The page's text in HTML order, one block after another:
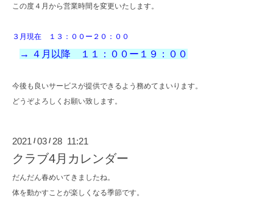
この度４月から営業時間を変更いたします。
３月現在 １３：００ー２０：００
→ ４月以降 １１：００ー１９：００
今後も良いサービスが提供できるよう務めてまいります。
どうぞよろしくお願い致します。
2021 / 03 / 28 11:21
クラブ4月カレンダー
だんだん春めいてきましたね。
体を動かすことが楽しくなる季節です。